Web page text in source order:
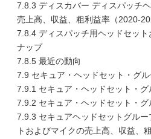
7.8.3 ディスカバー ディスパッチ
売上高、収益、粗利益率（2020-
7.8.4 ディスパッチ用ヘッドセッ
ナップ
7.8.5 最近の動向
7.9 セキュア・ヘッドセット・グ
7.9.1 セキュア・ヘッドセット・グ
7.9.2 セキュア・ヘッドセット・
7.9.3 セキュアヘッドセットグル
トおよびマイクの売上高、収益、